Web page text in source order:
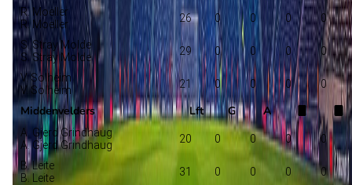
R. Moeller
R. Moeller
26 0 0 0 0
S. Stray Molde
S. Stray Molde
29 0 0 0 0
V. Solheim
V. Solheim
21 0 0 0 0
Middenvelders Lft G A
A. Gjerd Grindhaug
A. Gjerd Grindhaug
20 0 0 0 0
B. Leite
B. Leite
31 0 0 0 0